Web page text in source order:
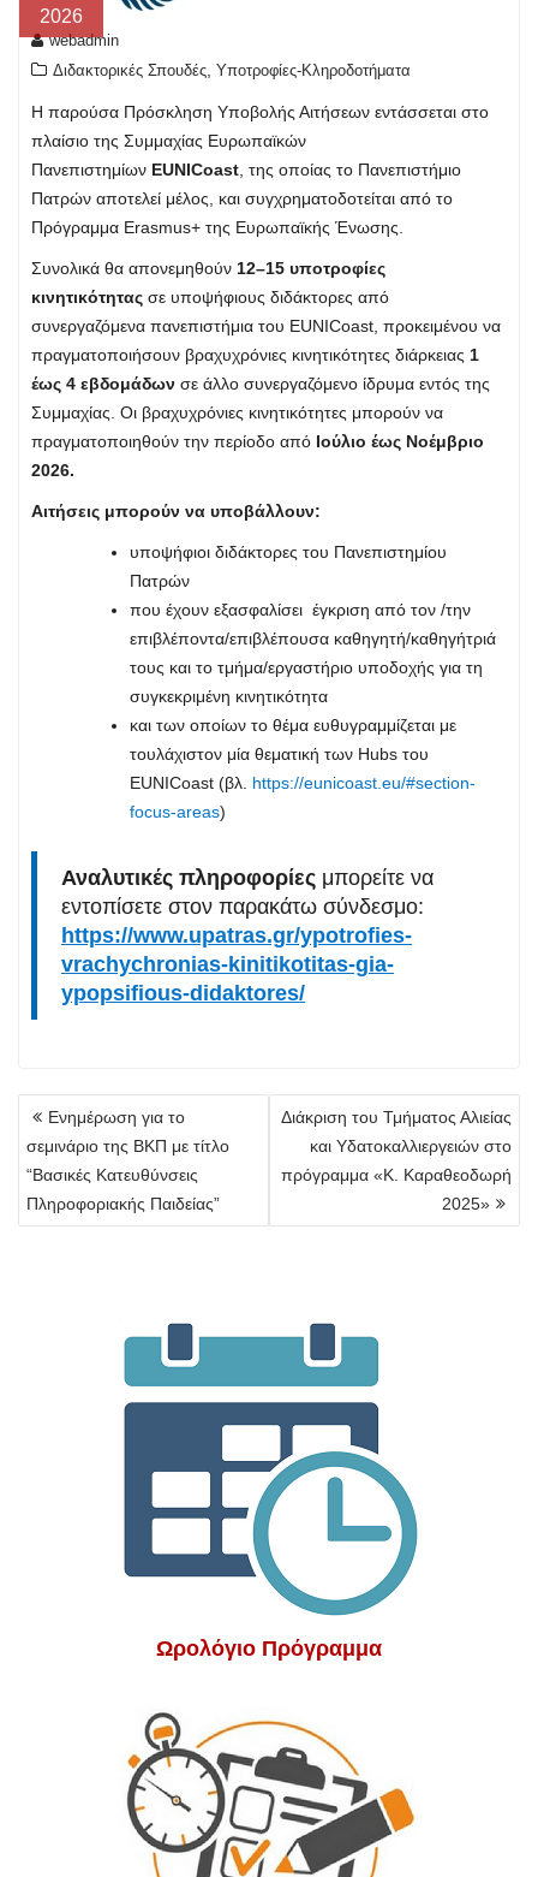
2026
webadmin
Διδακτορικές Σπουδές Υποτροφίες-Κληροδοτήματα
Η παρούσα Πρόσκληση Υποβολής Αιτήσεων εντάσσεται στο
πλαίσιο της Συμμαχίας Ευρωπαϊκών
Πανεπιστημίων EUNICoast , της οποίας το Πανεπιστήμιο
Πατρών αποτελεί μέλος, και συγχρηματοδοτείται από το
Πρόγραμμα Erasmus+ της Ευρωπαϊκής Ένωσης.
Συνολικά θα απονεμηθούν 12–15 υποτροφίες
κινητικότητας σε υποψήφιους διδάκτορες από
συνεργαζόμενα πανεπιστήμια του EUNICoast, προκειμένου να
πραγματοποιήσουν βραχυχρόνιες κινητικότητες διάρκειας 1
έως 4 εβδομάδων σε άλλο συνεργαζόμενο ίδρυμα εντός της
Συμμαχίας. Οι βραχυχρόνιες κινητικότητες μπορούν να
πραγματοποιηθούν την περίοδο από Ιούλιο έως Νοέμβριο
2026.
Αιτήσεις μπορούν να υποβάλλουν:
υποψήφιοι διδάκτορες του Πανεπιστημίου
Πατρών
που έχουν εξασφαλίσει έγκριση από τον /την
επιβλέποντα/επιβλέπουσα καθηγητή/καθηγήτριά
τους και το τμήμα/εργαστήριο υποδοχής για τη
συγκεκριμένη κινητικότητα
και των οποίων το θέμα ευθυγραμμίζεται με
τουλάχιστον μία θεματική των Hubs του
EUNICoast (βλ. https://eunicoast.eu/#section-
focus-areas)
Αναλυτικές πληροφορίες μπορείτε να
εντοπίσετε στον παρακάτω σύνδεσμο:
https://www.upatras.gr/ypotrofies-
vrachychronias-kinitikotitas-gia-
ypopsifious-didaktores/
Πλοήγηση
άρθρων
Ενημέρωση για το
σεμινάριο της ΒΚΠ με τίτλο
“Βασικές Κατευθύνσεις
Πληροφοριακής Παιδείας”
Διάκριση του Τμήματος Αλιείας
και Υδατοκαλλιεργειών στο
πρόγραμμα «Κ. Καραθεοδωρή
2025»
Ωρολόγιο Πρόγραμμα